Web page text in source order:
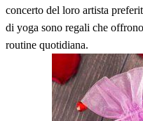
concerto del loro artista
di yoga sono regali che
routine quotidiana.